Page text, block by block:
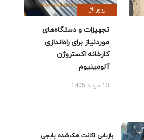
رپورتاژ
تجهیزات و دستگاه‌های
موردنیاز برای راه‌اندازی
کارخانه اکستروژن
آلومینیوم
13 مرداد 1405
بازیابی اکانت هک‌شده پابجی